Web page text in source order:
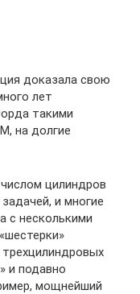
доказала свою
лет
такими
на долгие
цилиндров
и многие
с несколькими
и подавно
мощнейший